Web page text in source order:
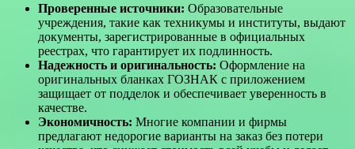
Проверенные источники: Образовательные
учреждения, такие как техникумы и институты, выдают
документы, зарегистрированные в официальных
реестрах, что гарантирует их подлинность.
Надежность и оригинальность: Оформление на
оригинальных бланках ГОЗНАК с приложением
защищает от подделок и обеспечивает уверенность в
качестве.
Экономичность: Многие компании и фирмы
предлагают недорогие варианты на заказ без потери